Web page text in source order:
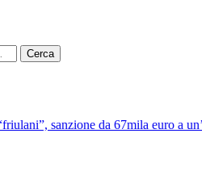
Cerca
sanzione da 67mila euro a